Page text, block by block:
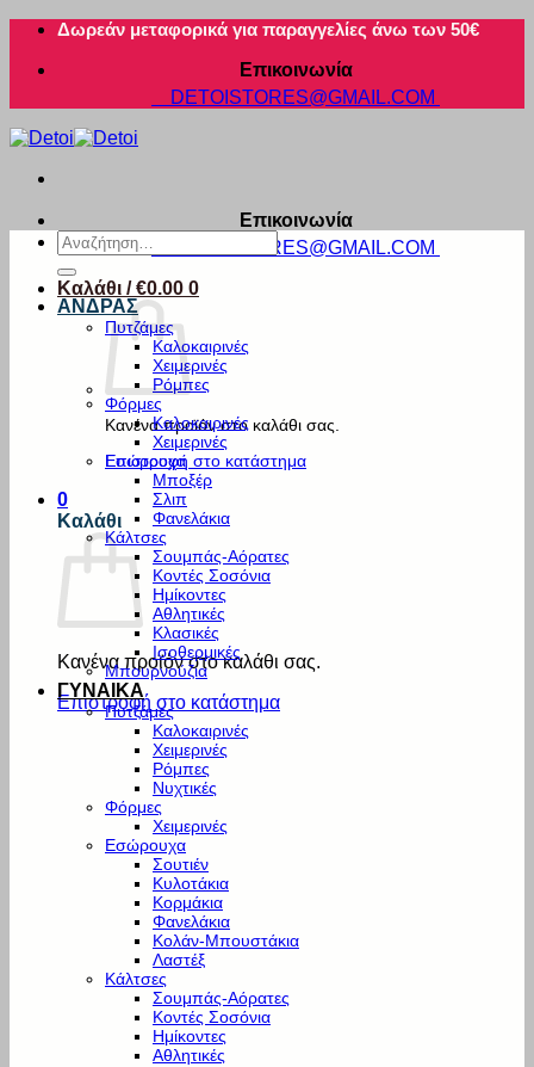
Μετάβαση
περιεχόμενο
Δωρεάν μεταφορικά για παραγγελίες άνω των 50€
Επικοινωνία
DETOISTORES@GMAIL.COM
Επικοινωνία
DETOISTORES@GMAIL.COM
Καλάθι /€0.00 0
Κανένα προϊόν στο καλάθι σας.
Επιστροφή στο κατάστημα
0
Καλάθι
Κανένα προϊόν στο καλάθι σας.
Επιστροφή στο κατάστημα
Αναζήτηση
για:
ΑΝΔΡΑΣ
Πυτζάμες
Καλοκαιρινές
Χειμερινές
Ρόμπες
Φόρμες
Καλοκαιρινές
Χειμερινές
Εσώρουχα
Μποξέρ
Σλιπ
Φανελάκια
Κάλτσες
Σουμπάς-Αόρατες
Κοντές Σοσόνια
Ημίκοντες
Αθλητικές
Κλασικές
Ισοθερμικές
Μπουρνούζια
ΓΥΝΑΙΚΑ
Πυτζάμες
Καλοκαιρινές
Χειμερινές
Ρόμπες
Νυχτικές
Φόρμες
Χειμερινές
Εσώρουχα
Σουτιέν
Κυλοτάκια
Κορμάκια
Φανελάκια
Κολάν-Μπουστάκια
Λαστέξ
Κάλτσες
Σουμπάς-Αόρατες
Κοντές Σοσόνια
Ημίκοντες
Αθλητικές